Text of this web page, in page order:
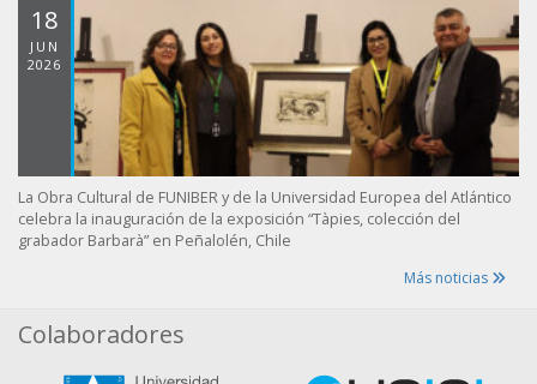
18
JUN
2026
La Obra Cultural de FUNIBER y de la Universidad Europea del Atlántico
celebra la inauguración de la exposición “Tàpies, colección del
grabador Barbarà” en Peñalolén, Chile
Más noticias
Colaboradores